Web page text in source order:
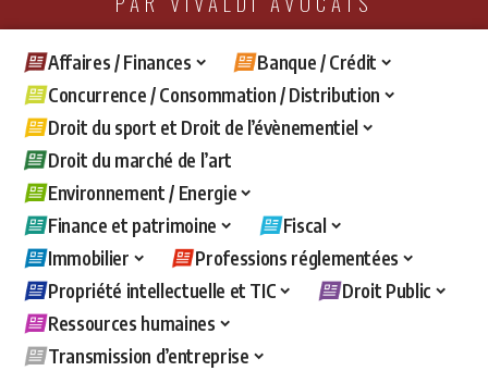
Affaires / Finances
Banque / Crédit
Concurrence / Consommation / Distribution
Droit du sport et Droit de l’évènementiel
Droit du marché de l’art
Environnement / Energie
Finance et patrimoine
Fiscal
Immobilier
Professions réglementées
Propriété intellectuelle et TIC
Droit Public
Ressources humaines
Transmission d’entreprise